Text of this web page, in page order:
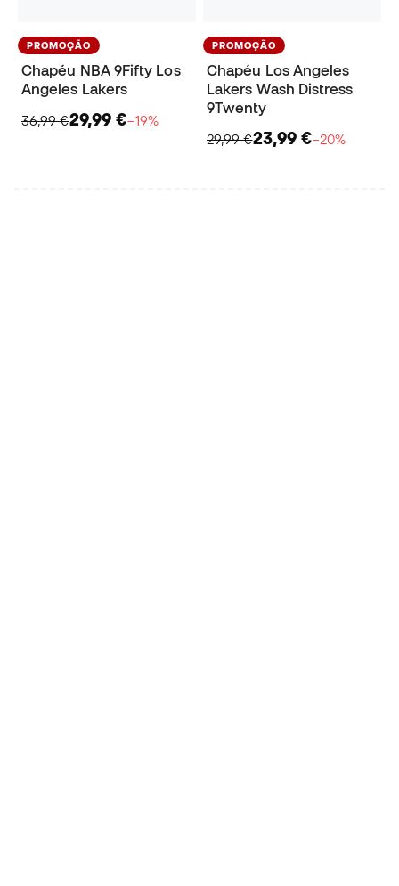
PROMOÇÃO
Chapéu NBA 9Fifty Los
Angeles Lakers
36,99 €29,99 €−19%
PROMOÇÃO
Chapéu Los Angeles
Lakers Wash Distress
9Twenty
29,99 €23,99 €−20%